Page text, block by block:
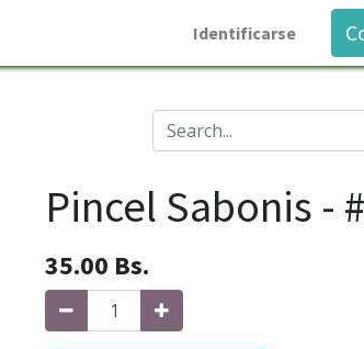
Identificarse
Pincel Sabonis -
35.00 Bs.